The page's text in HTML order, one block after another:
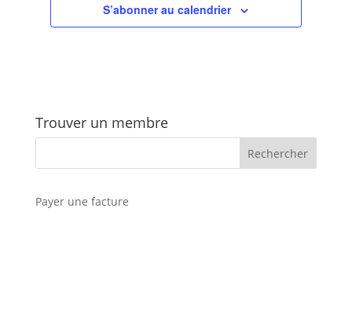
S’abonner au calendrier
Trouver un membre
Payer une facture